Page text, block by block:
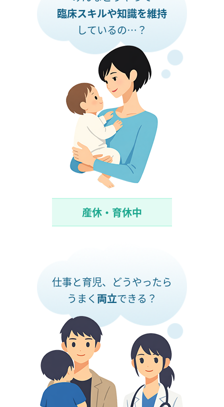
臨床スキルや知識を維持
しているの…？
産休・育休中
仕事と育児、どうやったら
うまく 両立できる？